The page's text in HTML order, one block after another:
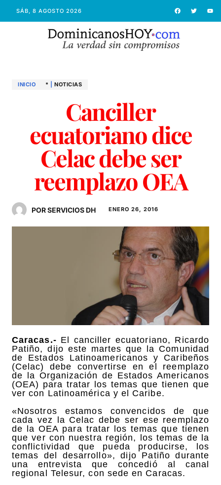
SÁB, 8 AGOSTO 2026
INICIO * NOTICIAS
Canciller
ecuatoriano dice
Celac debe ser
reemplazo OEA
POR SERVICIOS DH ENERO 26, 2016
Caracas.- El canciller ecuatoriano, Ricardo
Patiño, dijo este martes que la Comunidad
de Estados Latinoamericanos y Caribeños
(Celac) debe convertirse en el reemplazo
de la Organización de Estados Americanos
(OEA) para tratar los temas que tienen que
ver con Latinoamérica y el Caribe.
«Nosotros estamos convencidos de que
cada vez la Celac debe ser ese reemplazo
de la OEA para tratar los temas que tienen
que ver con nuestra región, los temas de la
conflictividad que pueda producirse, los
temas del desarrollo», dijo Patiño durante
una entrevista que concedió al canal
regional Telesur, con sede en Caracas.